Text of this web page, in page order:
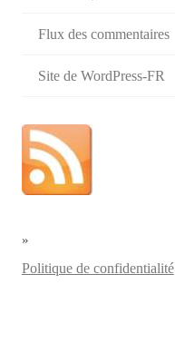
Flux des commentaires
Site de WordPress-FR
»
Politique de confidentialité